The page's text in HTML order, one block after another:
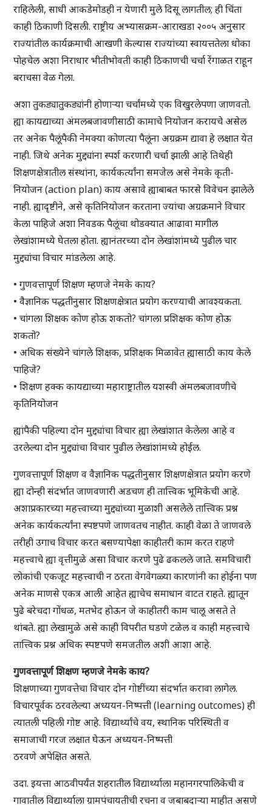
राहिलेली, साधी आकडेमोडही न येणारी मुले दिसू लागतील; ही चिंता
काही ठिकाणी दिसली. राष्ट्रीय अभ्यासक्रम-आराखडा २००५ अनुसार
राज्यांतील कार्यक्रमाची आखणी केल्यास राज्यांच्या स्वायत्ततेला धोका
पोहचेल अशा निराधार भीतीभोवती काही ठिकाणची चर्चा रेंगाळत राहून
बराचसा वेळ गेला.
अशा तुकड्यातुकड्यांनी होणाऱ्या चर्चांमध्ये एक विखुरलेपणा जाणवतो.
ह्या कायद्याच्या अंमलबजावणीसाठी कामाचे नियोजन करायचे असेल
तर अनेक पैलूंपैकी नेमक्या कोणत्या पैलूंना अग्रक्रम द्यावा हे लक्षात येत
नाही. जिथे अनेक मुद्द्यांना स्पर्श करणारी चर्चा झाली आहे तिथेही
शिक्षणक्षेत्रातील संस्थांना, कार्यकर्त्यांना समजेल असे नेमके कृती-
नियोजन (action plan) काय असावे ह्याबाबत फारसे विवेचन झालेले
नाही. ह्यादृष्टीने, असे कृतिनियोजन करताना ज्यांचा अग्रक्रमाने विचार
केला पाहिजे अशा निवडक पैलूंचा थोडक्यात आढावा मागील
लेखांशामध्ये घेतला होता. ह्यानंतरच्या दोन लेखांशांमध्ये पुढील चार
मुद्द्यांचा विचार मांडलेला आहे.
• गुणवत्तापूर्ण शिक्षण म्हणजे नेमके काय?
• वैज्ञानिक पद्धतीनुसार शिक्षणक्षेत्रात प्रयोग करण्याची आवश्यकता.
• चांगला शिक्षक कोण होऊ शकतो? चांगला प्रशिक्षक कोण होऊ
शकतो?
• अधिक संख्येने चांगले शिक्षक, प्रशिक्षक मिळावेत ह्यासाठी काय केले
पाहिजे?
• शिक्षण हक्क कायद्याच्या महाराष्ट्रातील यशस्वी अंमलबजावणीचे
कृतिनियोजन
ह्यांपैकी पहिल्या दोन मुद्द्यांचा विचार ह्या लेखांशात केलेला आहे व
उरलेल्या दोन मुद्द्यांचा विचार पुढील लेखांशांमध्ये होईल.
गुणवत्तापूर्ण शिक्षण व वैज्ञानिक पद्धतीनुसार शिक्षणक्षेत्रात प्रयोग करणे
ह्या दोन्ही संदर्भात जाणवणारी अडचण ही तात्त्विक भूमिकेची आहे.
अशाप्रकारच्या महत्त्वाच्या मुद्द्यांच्या मुळाशी असलेले तात्त्विक प्रश्न
अनेक कार्यकर्त्यांना स्पष्टपणे जाणवतच नाहीत. काही वेळा ते जाणवले
तरीही उगाच विचार करत बसण्यापेक्षा काहीतरी काम करत राहणे
महत्त्वाचे ह्या वृत्तीमुळे असा विचार करणे पुढे ढकलले जाते. समविचारी
लोकांची एकजूट महत्त्वाची न ठरता वेगवेगळ्या कारणांनी का होईना पण
अनेक माणसे एकत्र आली आहेत ह्याचेच समाधान वाटत राहते. ह्यातून
पुढे बरेचदा गोंधळ, मतभेद होऊन जे काहीतरी काम चालू असते ते
थांबते. ह्या लेखामुळे असे काही विपरीत घडणे टळेल व काही महत्त्वाचे
तात्त्विक प्रश्न अधिक स्पष्टपणे समजतील अशी आशा आहे.
गुणवत्तापूर्ण शिक्षण म्हणजे नेमके काय?
शिक्षणाच्या गुणवत्तेचा विचार दोन गोष्टींच्या संदर्भात करावा लागेल.
विचारपूर्वक ठरवलेल्या अध्ययन-निष्पत्ती (learning outcomes) ही
त्यातली पहिली गोष्ट आहे. विद्यार्थ्यांचे वय, स्थानिक परिस्थिती व
समाजाची गरज लक्षात घेऊन अध्ययन-निष्पत्ती
ठरवणे अपेक्षित असते.
उदा. इयत्ता आठवीपर्यंत शहरातील विद्यार्थ्याला महानगरपालिकेची व
गावातील विद्यार्थ्याला ग्रामपंचायतीची रचना व जबाबदाऱ्या माहीत असणे